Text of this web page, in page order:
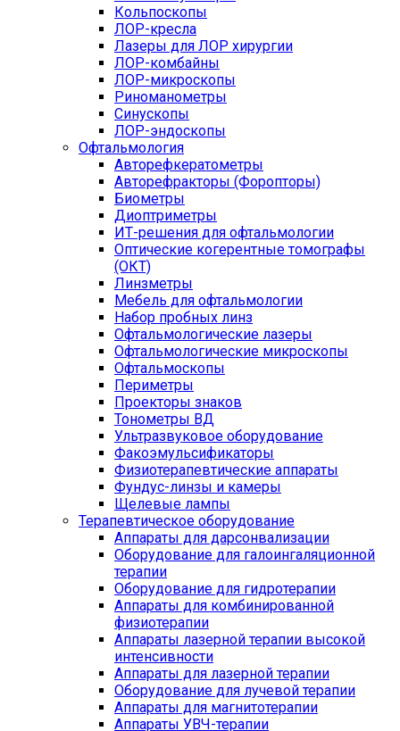
Кольпоскопы
ЛОР-кресла
Лазеры для ЛОР хирургии
ЛОР-комбайны
ЛОР-микроскопы
Риноманометры
Синускопы
ЛОР-эндоскопы
Офтальмология
Авторефкератометры
Авторефракторы (Форопторы)
Биометры
Диоптриметры
ИТ-решения для офтальмологии
Оптические когерентные томографы
(ОКТ)
Линзметры
Мебель для офтальмологии
Набор пробных линз
Офтальмологические лазеры
Офтальмологические микроскопы
Офтальмоскопы
Периметры
Проекторы знаков
Тонометры ВД
Ультразвуковое оборудование
Факоэмульсификаторы
Физиотерапевтические аппараты
Фундус-линзы и камеры
Щелевые лампы
Терапевтическое оборудование
Аппараты для дарсонвализации
Оборудование для галоингаляционной
терапии
Оборудование для гидротерапии
Аппараты для комбинированной
физиотерапии
Аппараты лазерной терапии высокой
интенсивности
Аппараты для лазерной терапии
Оборудование для лучевой терапии
Аппараты для магнитотерапии
Аппараты УВЧ-терапии